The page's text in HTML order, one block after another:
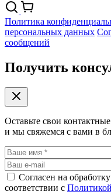
Политика
персональных данных
сообщений
Получить
Оставьте свои
и мы свяжемся с вами в
Согласен на
соответствии с